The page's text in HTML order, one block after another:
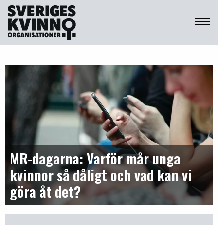
Sveriges Kvinnoorganisationer
MR-dagarna: Varför mår unga
kvinnor så dåligt och vad kan vi
göra åt det?